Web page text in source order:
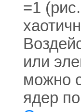
=1
или
можно
ядер